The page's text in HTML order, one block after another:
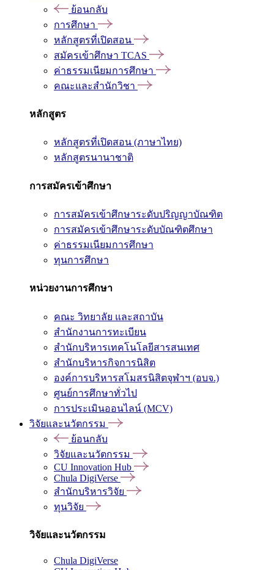
ย้อนกลับ
การศึกษา
หลักสูตรที่เปิดสอน
สมัครเข้าศึกษา TCAS
ค่าธรรมเนียมการศึกษา
คณะและสำนักวิชา
หลักสูตร
หลักสูตรที่เปิดสอน (ภาษาไทย)
หลักสูตรนานาชาติ
การสมัครเข้าศึกษา
การสมัครเข้าศึกษาระดับปริญญาบัณฑิต
การสมัครเข้าศึกษาระดับบัณฑิตศึกษา
ค่าธรรมเนียมการศึกษา
ทุนการศึกษา
หน่วยงานการศึกษา
คณะ วิทยาลัย และสถาบัน
สำนักงานการทะเบียน
สำนักบริหารเทคโนโลยีสารสนเทศ
สำนักบริหารกิจการนิสิต
องค์การบริหารสโมสรนิสิตจุฬาฯ (อบจ.)
ศูนย์การศึกษาทั่วไป
การประเมินออนไลน์ (MCV)
วิจัยและนวัตกรรม
ย้อนกลับ
วิจัยและนวัตกรรม
CU Innovation Hub
Chula DigiVerse
สำนักบริหารวิจัย
ทุนวิจัย
วิจัยและนวัตกรรม
Chula DigiVerse